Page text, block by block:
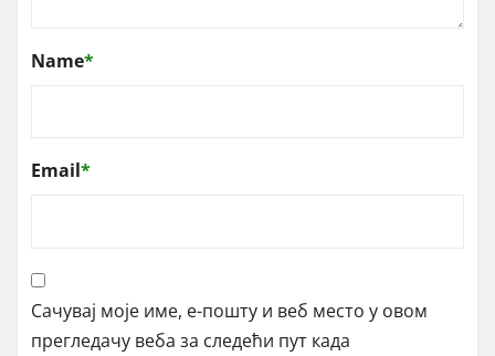
Name*
Email*
Сачувај моје име, е-пошту и веб место у овом
прегледачу веба за следећи пут када